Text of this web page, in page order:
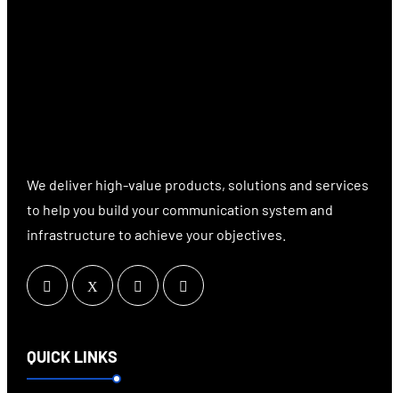
We deliver high-value products, solutions and services
to help you build your communication system and
infrastructure to achieve your objectives.
QUICK LINKS